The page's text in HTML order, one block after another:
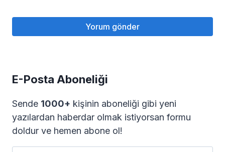
E-Posta Aboneliği
Sende 1000+ kişinin aboneliği gibi yeni
yazılardan haberdar olmak istiyorsan formu
doldur ve hemen abone ol!